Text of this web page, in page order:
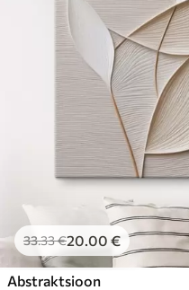
33.33€20.00 €
Abstraktsioon